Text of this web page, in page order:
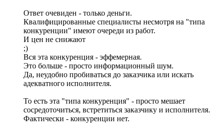
Ответ очевиден - только деньги.
Квалифицированные специалисты несмотря на "типа
конкуренции" имеют очереди из работ.
И цен не снижают
;)
Вся эта конкуренция - эффемерная.
Это больше - просто информационный шум.
Да, неудобно пробиваться до заказчика или искать
адекватного исполнителя.
То есть эта "типа конкуренция" - просто мешает
сосредоточиться, встретиться заказчику и исполнителя.
Фактически - конкуренции нет.